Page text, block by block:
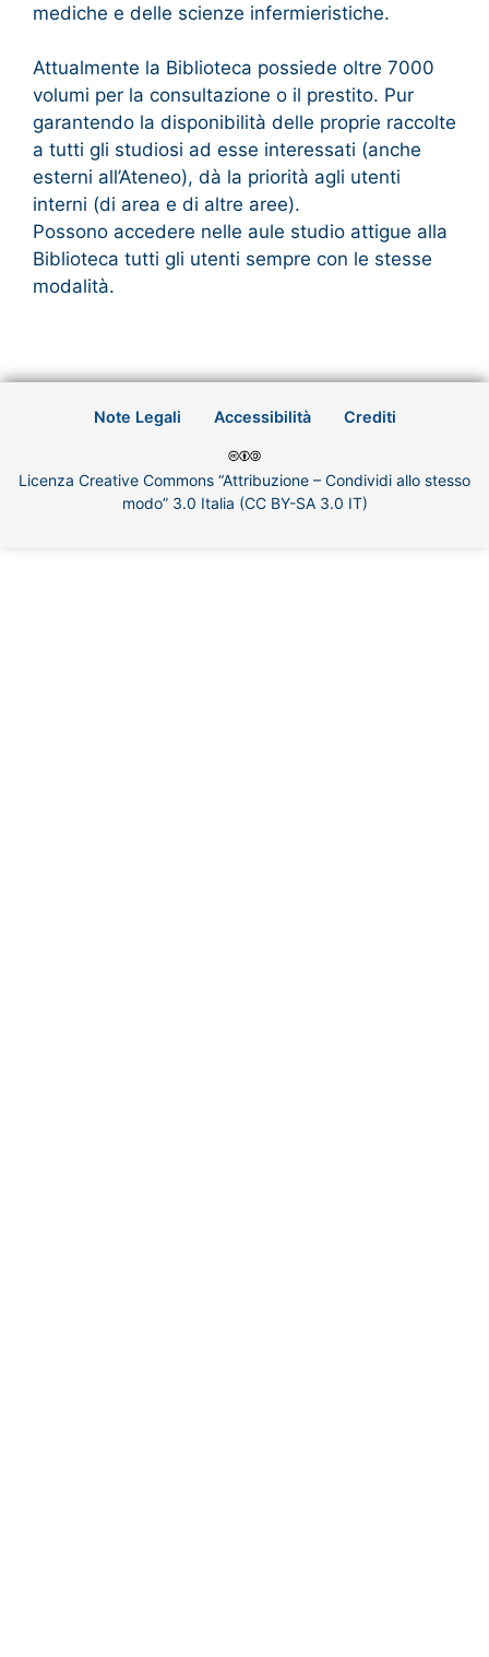
mediche e delle scienze infermieristiche.
Attualmente la Biblioteca possiede oltre 7000
volumi per la consultazione o il prestito. Pur
garantendo la disponibilità delle proprie raccolte
a tutti gli studiosi ad esse interessati (anche
esterni all’Ateneo), dà la priorità agli utenti
interni (di area e di altre aree).
Possono accedere nelle aule studio attigue alla
Biblioteca tutti gli utenti sempre con le stesse
modalità.
Note Legali Accessibilità Crediti
Licenza Creative Commons “Attribuzione – Condividi allo stesso
modo” 3.0 Italia (CC BY-SA 3.0 IT)